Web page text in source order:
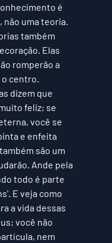
é
uma teoria.
também
Elas
romperão a
o centro.
dizem que
feliz; se
você se
e enfeita
são um
Ande pela
todo é parte
E veja como
a vida dessas
você não
nem